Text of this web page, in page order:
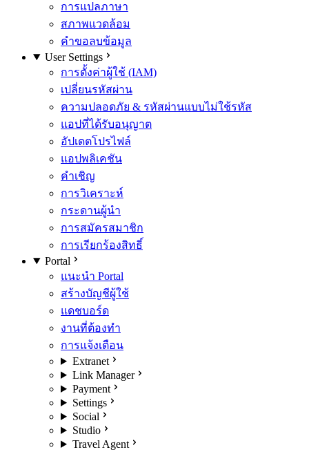
การแปลภาษา
สภาพแวดล้อม
คำขอลบข้อมูล
User Settings
การตั้งค่าผู้ใช้ (IAM)
เปลี่ยนรหัสผ่าน
ความปลอดภัย & รหัสผ่านแบบไม่ใช้รหัส
แอปที่ได้รับอนุญาต
อัปเดตโปรไฟล์
แอปพลิเคชัน
คำเชิญ
การวิเคราะห์
กระดานผู้นำ
การสมัครสมาชิก
การเรียกร้องสิทธิ์
Portal
แนะนำ Portal
สร้างบัญชีผู้ใช้
แดชบอร์ด
งานที่ต้องทำ
การแจ้งเตือน
Extranet
Link Manager
Payment
Settings
Social
Studio
Travel Agent